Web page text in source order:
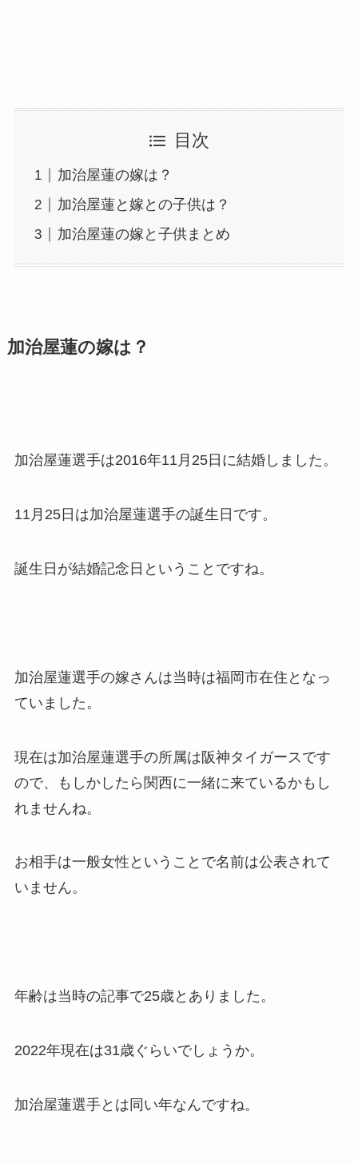
目次
加治屋蓮の嫁は？
加治屋蓮と嫁との子供は？
加治屋蓮の嫁と子供まとめ
加治屋蓮の嫁は？
加治屋蓮選手は2016年11月25日に結婚しました。
11月25日は加治屋蓮選手の誕生日です。
誕生日が結婚記念日ということですね。
加治屋蓮選手の嫁さんは当時は福岡市在住となっ
ていました。
現在は加治屋蓮選手の所属は阪神タイガースです
ので、もしかしたら関西に一緒に来ているかもし
れませんね。
お相手は一般女性ということで名前は公表されて
いません。
年齢は当時の記事で25歳とありました。
2022年現在は31歳ぐらいでしょうか。
加治屋蓮選手とは同い年なんですね。